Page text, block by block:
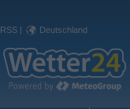
RSS | Deutschland